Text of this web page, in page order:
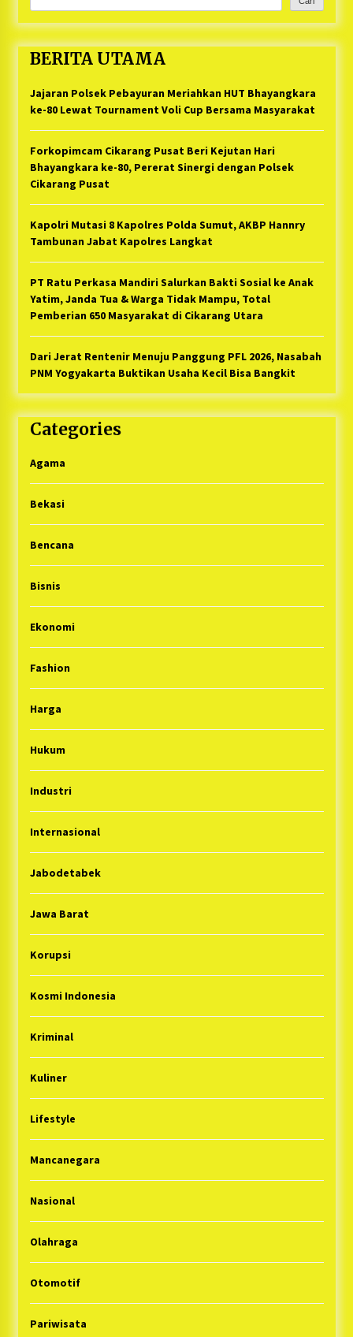
BERITA UTAMA
Jajaran Polsek Pebayuran Meriahkan HUT Bhayangkara
ke-80 Lewat Tournament Voli Cup Bersama Masyarakat
Forkopimcam Cikarang Pusat Beri Kejutan Hari
Bhayangkara ke-80, Pererat Sinergi dengan Polsek
Cikarang Pusat
Kapolri Mutasi 8 Kapolres Polda Sumut, AKBP Hannry
Tambunan Jabat Kapolres Langkat
PT Ratu Perkasa Mandiri Salurkan Bakti Sosial ke Anak
Yatim, Janda Tua & Warga Tidak Mampu, Total
Pemberian 650 Masyarakat di Cikarang Utara
Dari Jerat Rentenir Menuju Panggung PFL 2026, Nasabah
PNM Yogyakarta Buktikan Usaha Kecil Bisa Bangkit
Categories
Agama
Bekasi
Bencana
Bisnis
Ekonomi
Fashion
Harga
Hukum
Industri
Internasional
Jabodetabek
Jawa Barat
Korupsi
Kosmi Indonesia
Kriminal
Kuliner
Lifestyle
Mancanegara
Nasional
Olahraga
Otomotif
Pariwisata